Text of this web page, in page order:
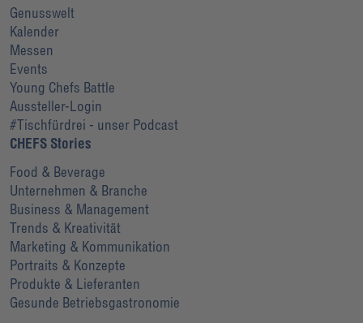
Genusswelt
Kalender
Messen
Events
Young Chefs Battle
Aussteller-Login
#Tischfürdrei - unser Podcast
CHEFS Stories
Food & Beverage
Unternehmen & Branche
Business & Management
Trends & Kreativität
Marketing & Kommunikation
Portraits & Konzepte
Produkte & Lieferanten
Gesunde Betriebsgastronomie